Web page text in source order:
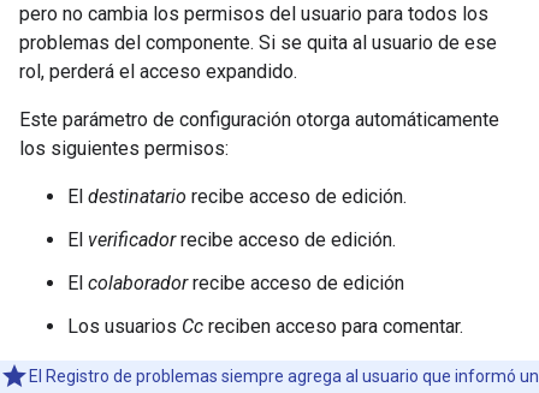
pero no cambia los permisos del usuario para todos los
problemas del componente. Si se quita al usuario de ese
rol, perderá el acceso expandido.
Este parámetro de configuración otorga automáticamente
los siguientes permisos:
El destinatario recibe acceso de edición.
El verificadorrecibe acceso de edición.
El colaboradorrecibe acceso de edición
Los usuarios Cc reciben acceso para comentar.
El Registro de problemas siempre agrega al usuario que informó un